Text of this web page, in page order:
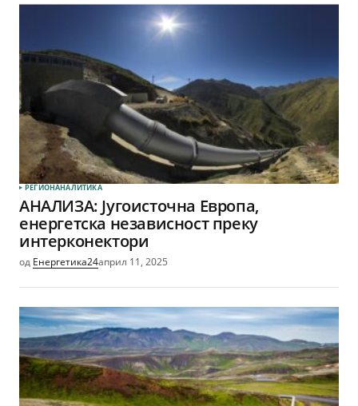
РЕГИОНАНАЛИТИКА
АНАЛИЗА: Југоисточна Европа,
енергетска независност преку
интерконектори
од Енергетика24април 11, 2025